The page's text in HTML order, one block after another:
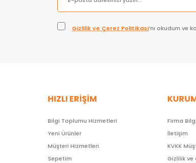
Gizlilik ve Çerez Politikası’nı okudum ve
HIZLI ERİŞİM
Bilgi Toplumu Hizmetleri
Yeni Ürünler
Müşteri Hizmetleri
Sepetim
Firma
İletişim
KVKK
Gizlilik ve